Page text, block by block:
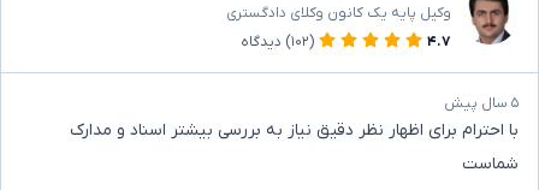
وکیل پایه یک کانون وکلای دادگستری
۴.۷
(۱۰۲) دیدگاه
۵ سال پیش
با احترام برای اظهار نظر دقیق نیاز به بررسی بیشتر اسناد و مدارک
شماست